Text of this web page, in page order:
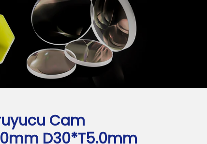
Cam
D30*T5.0mm